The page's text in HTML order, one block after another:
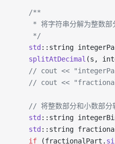
    /**
* 将字符串分解为整数部
     */
    std
::string
    splitAtDecimal
(s,
// cout <<
// cout <<
// 将整数部分和小数部分
    std
::string
    std
::string
    if
(fractionalPart.